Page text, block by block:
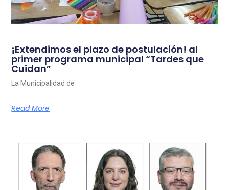
¡Extendimos el plazo de postulación! al
primer programa municipal “Tardes que
Cuidan”
La Municipalidad de
Read More